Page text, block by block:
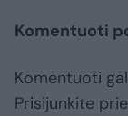
Komentuoti
Komentuoti
Prisijunkite